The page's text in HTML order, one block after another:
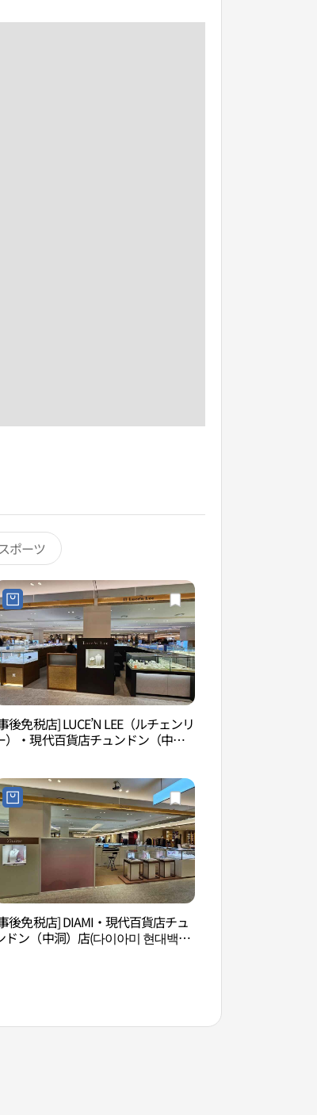
ポーツ
後免税店] LUCE’N LEE（ルチェンリ
）・現代百貨店チュンドン（中
後免税店] DIAMI・現代百貨店チュ
ドン（中洞）店(다이아미 현대백화